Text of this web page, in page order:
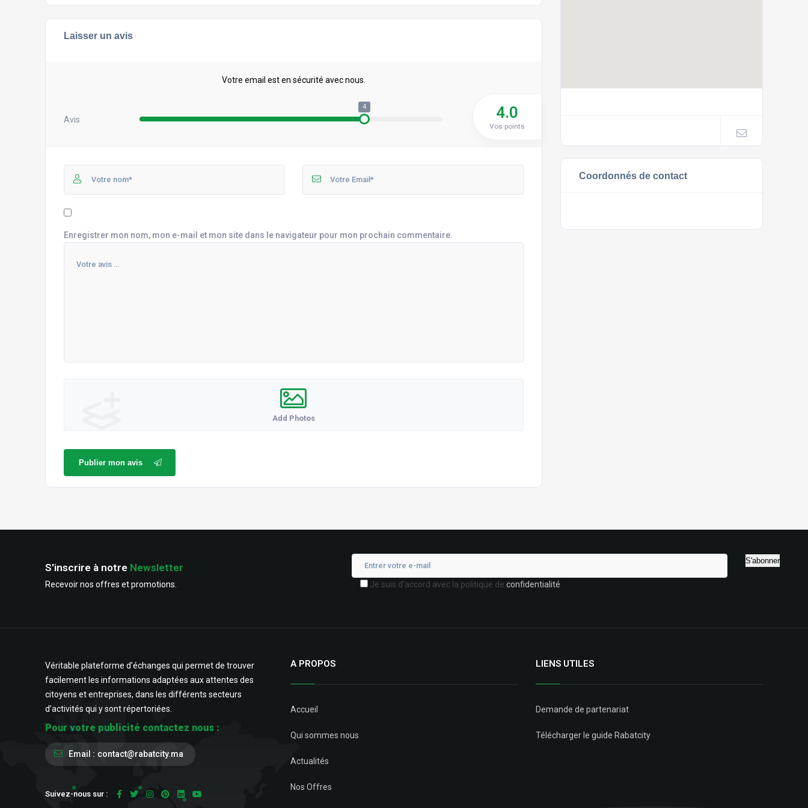
Laisser un avis
Votre email est en sécurité avec nous.
Avis
4 4.0
Vos points
Enregistrer mon nom, mon e-mail et mon site dans le navigateur pour mon prochain commentaire.
Add Photos
Publier mon avis
Coordonnés de contact
S'inscrire à notre Newsletter
Recevoir nos offres et promotions. Je suis d'accord avec la politique de confidentialité
Véritable plateforme d’échanges qui permet de trouver
facilement les informations adaptées aux attentes des
citoyens et entreprises, dans les différents secteurs
d’activités qui y sont répertoriées.
Pour votre publicité contactez nous :
Email : contact@rabatcity.ma
Suivez-nous sur :
A PROPOS
Accueil
Qui sommes nous
Actualités
Nos Offres
LIENS UTILES
Demande de partenariat
Télécharger le guide Rabatcity